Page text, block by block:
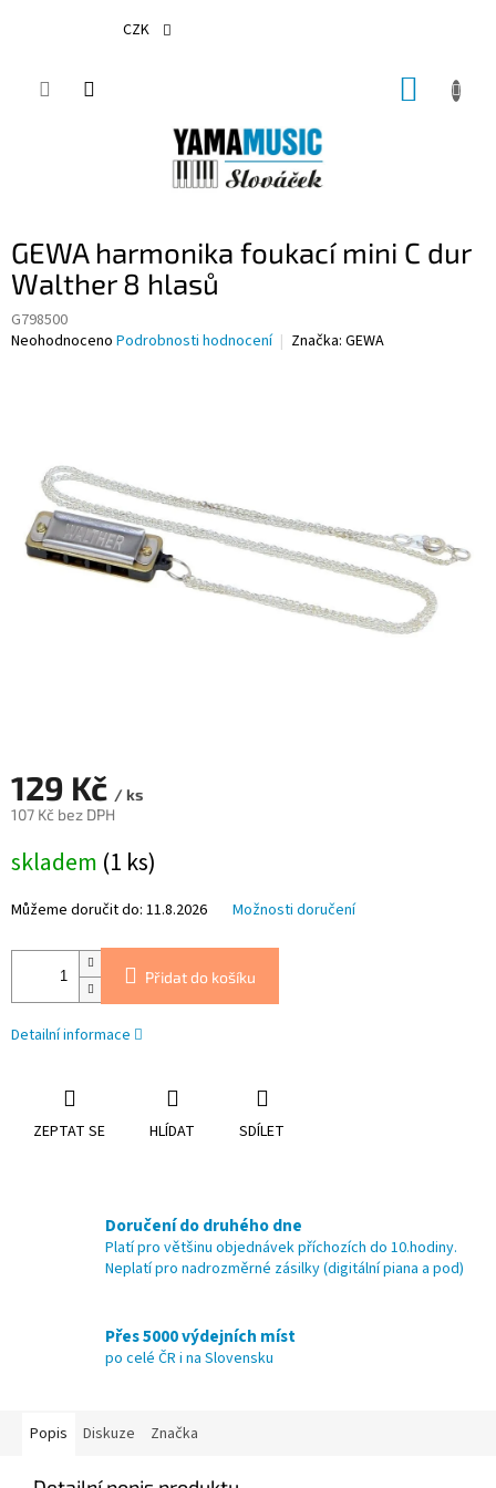
CZK
GEWA harmonika foukací mini C dur
Walther 8 hlasů
G798500
Průměrné
hvězdiček.
Neohodnoceno Podrobnosti hodnocení Značka: GEWA
129 Kč / ks
107 Kč bez DPH
cena:
skladem (1 ks)
Můžeme doručit do: 11.8.2026 Možnosti doručení
Přidat do košíku
Detailní informace
ZEPTAT SE HLÍDAT SDÍLET
Doručení do druhého dne
Platí pro většinu objednávek příchozích do 10.hodiny.
Neplatí pro nadrozměrné zásilky (digitální piana a pod)
Přes 5000 výdejních míst
po celé ČR i na Slovensku
Popis Diskuze Značka